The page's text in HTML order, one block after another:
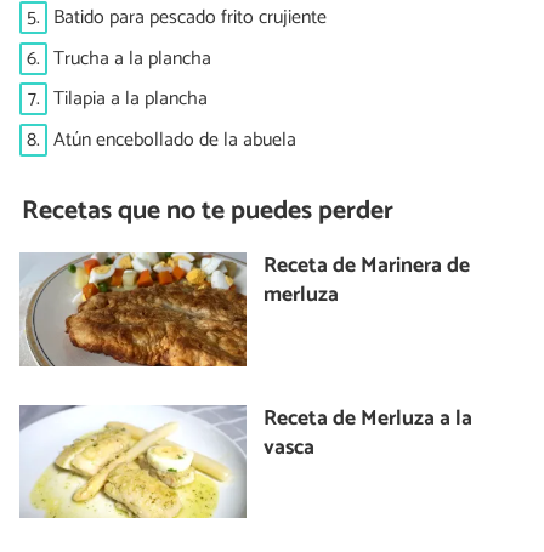
5. Batido para pescado frito crujiente
6. Trucha a la plancha
7. Tilapia a la plancha
8. Atún encebollado de la abuela
Recetas que no te puedes perder
Receta de Marinera de
merluza
Receta de Merluza a la
vasca